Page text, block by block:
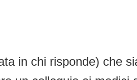
in chi risponde) che